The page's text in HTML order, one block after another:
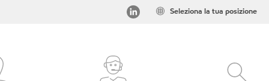
Seleziona la tua posizione